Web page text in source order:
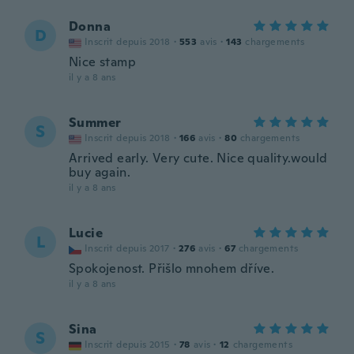
D Donna
Inscrit depuis 2018 · 553 avis · 143 chargements
Nice stamp
il y a 8 ans
S Summer
Inscrit depuis 2018 · 166 avis · 80 chargements
Arrived early. Very cute. Nice quality.would
buy again.
il y a 8 ans
L Lucie
Inscrit depuis 2017 · 276 avis · 67 chargements
Spokojenost. Přišlo mnohem dříve.
il y a 8 ans
S Sina
Inscrit depuis 2015 · 78 avis · 12 chargements